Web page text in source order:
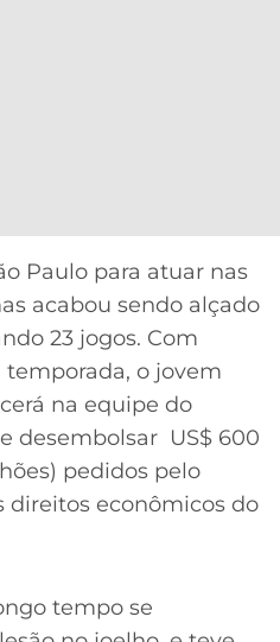
Paulo para atuar nas
acabou sendo alçado
23 jogos. Com
o jovem
na equipe do
desembolsar US$ 600
pedidos pelo
direitos econômicos do
tempo se